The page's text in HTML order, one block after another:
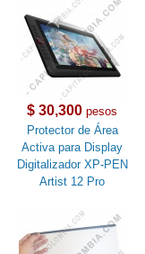
$ 30,300 pesos
Protector de Área
Activa para Display
Digitalizador XP-PEN
Artist 12 Pro